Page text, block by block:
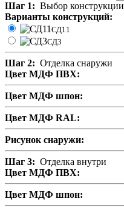
Шаг 1: Выбор конструкции
Варианты конструкций:
СД11
СД3
Шаг 2: Отделка снаружи
Цвет МДФ ПВХ:
Цвет МДФ шпон:
Цвет МДФ RAL:
Рисунок снаружи:
Шаг 3: Отделка внутри
Цвет МДФ ПВХ:
Цвет МДФ шпон: